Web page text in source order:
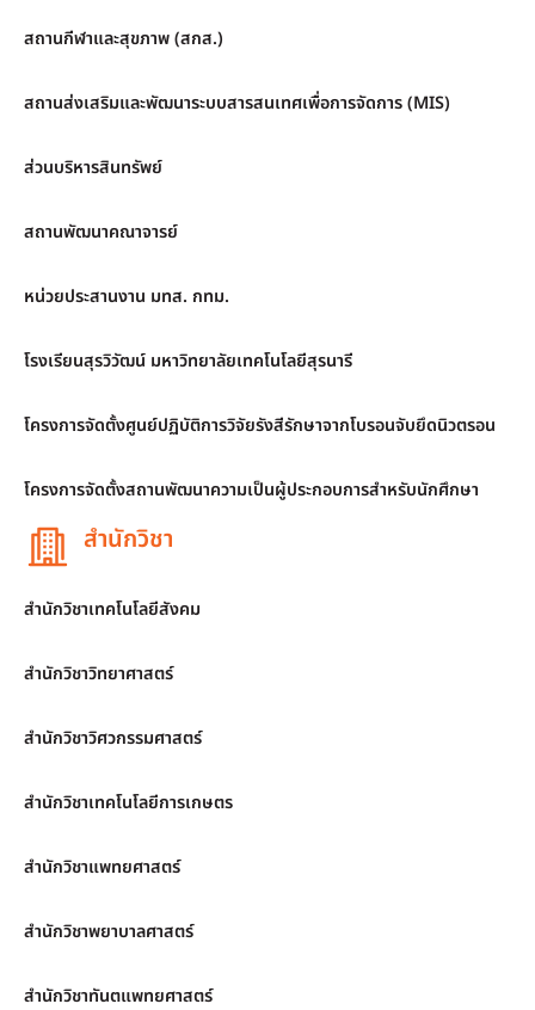
สถานกีฬาและสุขภาพ (สกส.)
สถานส่งเสริมและพัฒนาระบบสารสนเทศเพื่อการจัดการ (MIS)
ส่วนบริหารสินทรัพย์
สถานพัฒนาคณาจารย์
หน่วยประสานงาน มทส. กทม.
โรงเรียนสุรวิวัฒน์ มหาวิทยาลัยเทคโนโลยีสุรนารี
โครงการจัดตั้งศูนย์ปฏิบัติการวิจัยรังสีรักษาจากโบรอนจับยึดนิวตรอน
โครงการจัดตั้งสถานพัฒนาความเป็นผู้ประกอบการสำหรับนักศึกษา
สำนักวิชา
สำนักวิชาเทคโนโลยีสังคม
สำนักวิชาวิทยาศาสตร์
สำนักวิชาวิศวกรรมศาสตร์
สำนักวิชาเทคโนโลยีการเกษตร
สำนักวิชาแพทยศาสตร์
สำนักวิชาพยาบาลศาสตร์
สำนักวิชาทันตแพทยศาสตร์